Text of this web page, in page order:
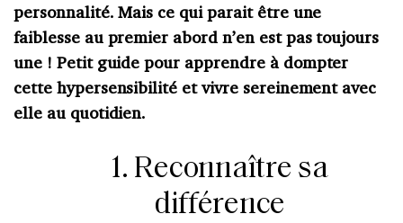
personnalité. Mais ce qui parait être une
faiblesse au premier abord n’en est pas toujours
une ! Petit guide pour apprendre à dompter
cette hypersensibilité et vivre sereinement avec
elle au quotidien.
1. Reconnaître sa
différence